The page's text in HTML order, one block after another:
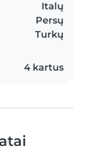
Italų
Persų
Turkų
4 kartus